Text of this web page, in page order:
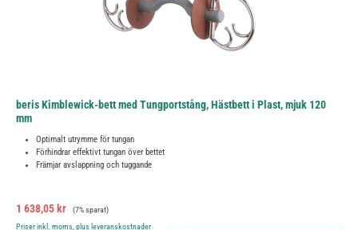
beris Kimblewick-bett med Tungportstång, Hästbett i Plast, mjuk 120
mm
Optimalt utrymme för tungan
Förhindrar effektivt tungan över bettet
Främjar avslappning och tuggande
Försäljningspris:
1 638,05 kr Ordinarie pris:
(7% sparat)
Priser inkl. moms, plus leveranskostnader